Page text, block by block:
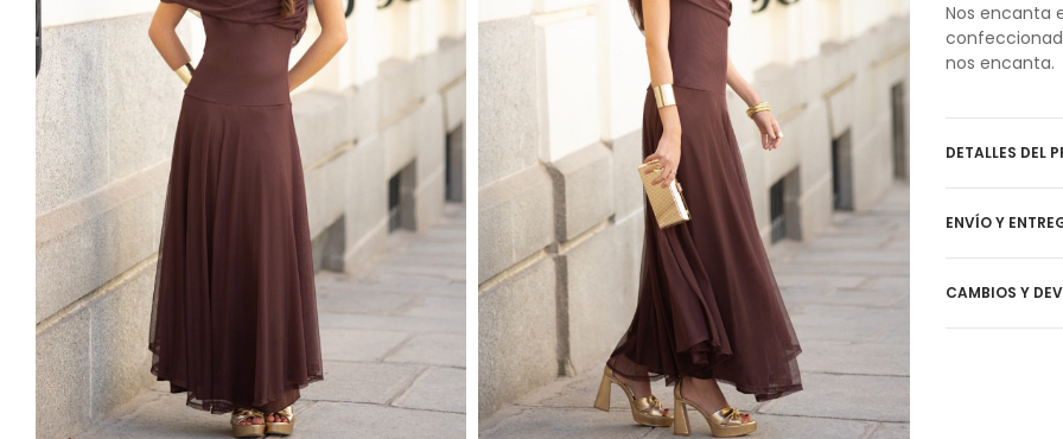
Nos encanta
nos encanta.
DETALLES DEL
ENVÍO Y
CAMBIOS Y